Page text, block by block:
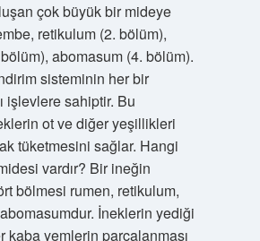
çok büyük bir mideye
retikulum (2. bölüm),
abomasum (4. bölüm).
sisteminin her bir
işlevlere sahiptir. Bu
ot ve diğer yeşillikleri
tüketmesini sağlar. Hangi
vardır? Bir ineğin
bölmesi rumen, retikulum,
İneklerin yediği
kaba yemlerin parçalanması